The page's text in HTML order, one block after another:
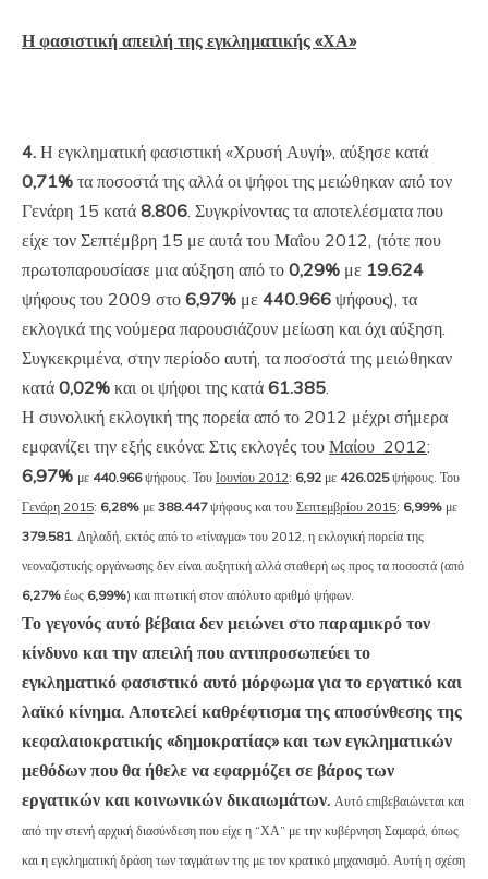
Η φασιστική απειλή της εγκληματικής «ΧΑ»
4. Η εγκληματική φασιστική «Χρυσή Αυγή», αύξησε κατά
0,71% τα ποσοστά της αλλά οι ψήφοι της μειώθηκαν από τον
Γενάρη 15 κατά 8.806 . Συγκρίνοντας τα αποτελέσματα που
είχε τον Σεπτέμβρη 15 με αυτά του Μαΐου 2012, (τότε που
πρωτοπαρουσίασε μια αύξηση από το 0,29% με 19.624
ψήφους του 2009 στο 6,97% με 440.966 ψήφους), τα
εκλογικά της νούμερα παρουσιάζουν μείωση και όχι αύξηση.
Συγκεκριμένα, στην περίοδο αυτή, τα ποσοστά της μειώθηκαν
κατά 0,02% και οι ψήφοι της κατά 61.385
Η συνολική εκλογική της πορεία από το 2012 μέχρι σήμερα
εμφανίζει την εξής εικόνα: Στις εκλογές του Μαίου 2012:
6,97% με 440.966ψήφους. Του Ιουνίου 2012: 6,92 με 426.025ψήφους. Του
Γενάρη 2015: 6,28% με 388.447ψήφους και του Σεπτεμβρίου 2015: 6,99% με
379.581 . Δηλαδή, εκτός από το «τίναγμα» του 2012, η εκλογική πορεία της
νεοναζιστικής οργάνωσης δεν είναι αυξητική αλλά σταθερή ως προς τα ποσοστά (από
6,27% έως 6,99%) και πτωτική στον απόλυτο αριθμό ψήφων.
Το γεγονός αυτό βέβαια δεν μειώνει στο παραμικρό τον
κίνδυνο και την απειλή που αντιπροσωπεύει το
εγκληματικό φασιστικό αυτό μόρφωμα για το εργατικό και
λαϊκό κίνημα. Αποτελεί καθρέφτισμα της αποσύνθεσης της
κεφαλαιοκρατικής «δημοκρατίας» και των εγκληματικών
μεθόδων που θα ήθελε να εφαρμόζει σε βάρος των
εργατικών και κοινωνικών δικαιωμάτων. Αυτό επιβεβαιώνεται και
από την στενή αρχική διασύνδεση που είχε η “ΧΑ” με την κυβέρνηση Σαμαρά, όπως
και η εγκληματική δράση των ταγμάτων της με τον κρατικό μηχανισμό. Αυτή η σχέση